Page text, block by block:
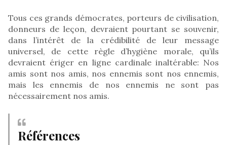
Tous ces grands démocrates, porteurs de civilisation,
donneurs de leçon, devraient pourtant se souvenir,
dans l’intérêt de la crédibilité de leur message
universel, de cette règle d’hygiène morale, qu’ils
devraient ériger en ligne cardinale inaltérable: Nos
amis sont nos amis, nos ennemis sont nos ennemis,
mais les ennemis de nos ennemis ne sont pas
nécessairement nos amis.
Références